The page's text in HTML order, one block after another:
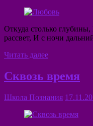
Откуда столько
рассвет, И с ночи
Читать далее
Сквозь время
Школа Познания